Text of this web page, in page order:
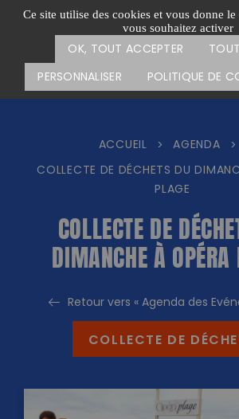
Ce site utilise des cookies et vous donne
vous souhaitez activer
OK, TOUT ACCEPTER
PERSONNALISER
POLITIQUE DE
Passer
CARTE DES ACTIONS FAIRE
ACCUEIL > AGENDA
>
COLLECTE DE DÉCHETS DU
PLAGE
COLLECTE DE
DIMANCHE À OPÉRA
Retour vers « Agenda des
COLLECTE DE